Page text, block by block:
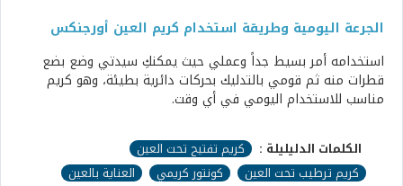
الجرعة اليومية وطريقة استخدام كريم العين أورجنكس
استخدامه أمر بسيط جداً وعملي حيث يمكنكِ سيدتي وضع بضع
قطرات منه ثم قومي بالتدليك بحركات دائرية بطيئة، وهو كريم
مناسب للاستخدام اليومي في أي وقت.
الكلمات الدليليلة :
كريم تفتيح تحت العين
كريم ترطيب تحت العين
كونتور كريمي العناية بالعين